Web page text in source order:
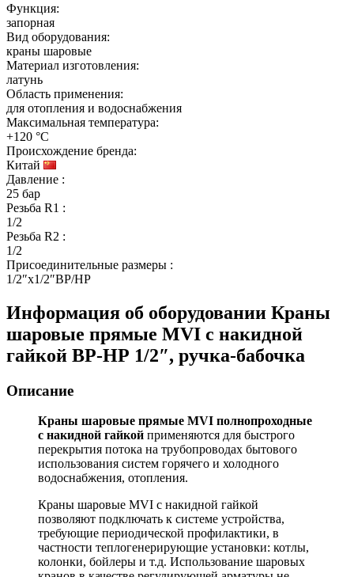
Функция:
запорная
Вид оборудования:
краны шаровые
Материал изготовления:
латунь
Область применения:
для отопления и водоснабжения
Максимальная температура:
+120 °C
Происхождение бренда:
Китай
Давление :
25 бар
Резьба R1 :
1/2
Резьба R2 :
1/2
Присоединительные размеры :
1/2″x1/2″ВР/НР
Информация об оборудовании Краны
шаровые прямые MVI с накидной
гайкой ВР-НР 1/2″, ручка-бабочка
Описание
Краны шаровые прямые MVI полнопроходные
с накидной гайкой применяются для быстрого
перекрытия потока на трубопроводах бытового
использования систем горячего и холодного
водоснабжения, отопления.
Краны шаровые MVI с накидной гайкой
позволяют подключать к системе устройства,
требующие периодической профилактики, в
частности теплогенерирующие установки: котлы,
колонки, бойлеры и т.д. Использование шаровых